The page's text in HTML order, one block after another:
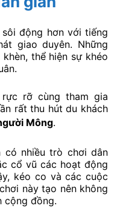
động hơn với tiếng
giao duyên. Những
thể hiện sự khéo
rỡ cùng tham gia
rất thu hút du khách
Mông.
có nhiều trò chơi dân
cổ vũ các hoạt động
kéo co và các cuộc
này tạo nên không
cộng đồng.